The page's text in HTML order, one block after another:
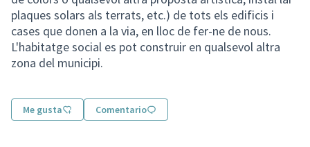
plaques solars als terrats, etc.) de tots els edificis i
cases que donen a la via, en lloc de fer-ne de nous.
L'habitatge social es pot construir en qualsevol altra
zona del municipi.
Me gusta Comentario